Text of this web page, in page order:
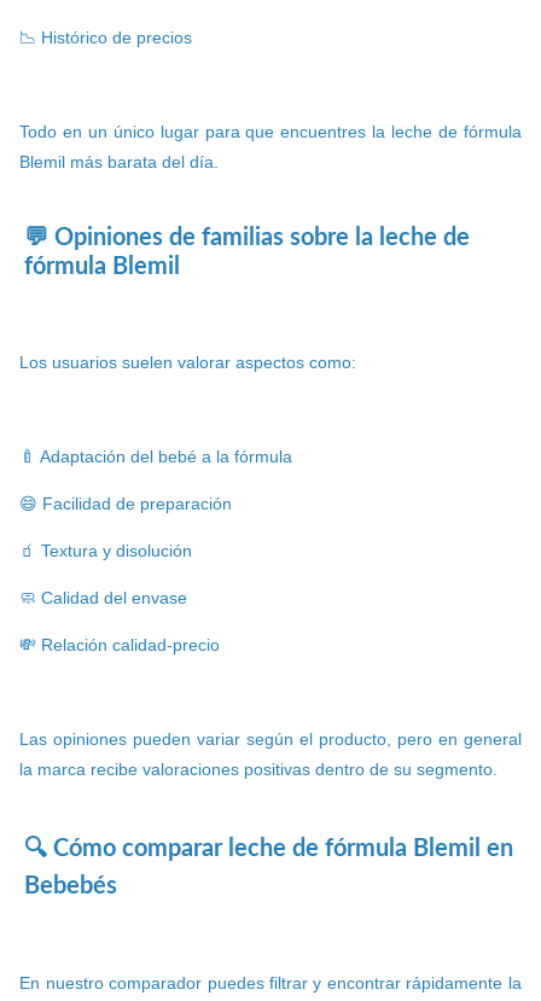
📉 Histórico de precios
Todo en un único lugar para que encuentres la leche de fórmula
Blemil más barata del día.
💬 Opiniones de familias sobre la leche de
fórmula Blemil
Los usuarios suelen valorar aspectos como:
🍼 Adaptación del bebé a la fórmula
😄 Facilidad de preparación
🧃 Textura y disolución
🧼 Calidad del envase
💸 Relación calidad-precio
Las opiniones pueden variar según el producto, pero en general
la marca recibe valoraciones positivas dentro de su segmento.
🔍 Cómo comparar leche de fórmula Blemil en
Bebebés
En nuestro comparador puedes filtrar y encontrar rápidamente la